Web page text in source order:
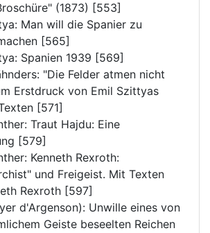
(1873) [553]
Man will die Spanier zu
[565]
Spanien 1939 [569]
"Die Felder atmen nicht
Erstdruck von Emil Szittyas
[571]
Traut Hajdu: Eine
[579]
Kenneth Rexroth:
und Freigeist. Mit Texten
Rexroth [597]
d'Argenson): Unwille eines von
Geiste beseelten Reichen